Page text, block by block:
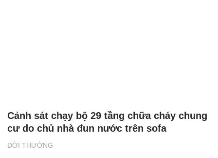
ĐỜI THƯỜNG
Cảnh sát chạy bộ 29 tầng chữa cháy chung
cư do chủ nhà đun nước trên sofa